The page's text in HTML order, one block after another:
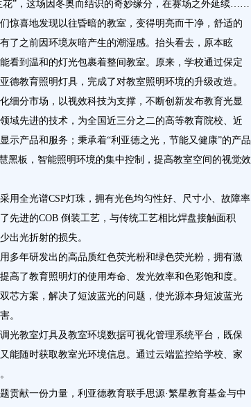
花”，这场因冬奥而结识的奇妙缘分，在赛场之外延续……
惊喜地发现以往昏暗的教室，变得明亮而干净，舒适的
了之前因环境灰暗产生的潮湿感。抬头看去，原本眩
看到温和的灯光包裹着整间教室。原来，学校通过保定
德教育照明灯具，完成了对教室照明环境的升级改造。
细分市场，以视效科技为支撑，不断创新发布教育光显
域先进的技术，为全国近三分之二的高等教育院校、近
示产品和服务；秉承着“利亚德之光，节能又健康”的产品
黑板，智能照明环境的集中控制，提高教室空间的视觉效
用全光谱CSP灯珠，拥有光色均匀性好、尺寸小、故障率
先进的COB 倒装工艺，与传统工艺相比焊盘接触面积
出光折射的损失。
多年研发出的高品质红色荧光粉和绿色荧光粉，拥有激
高了教育照明灯的使用寿命、发光效率和色彩饱和度。
芯方案，解决了短波蓝光的问题，使光源本身短波蓝光
。
光教室灯具及教室环境数据可视化管理系统平台，既保
能随时获取教室光环境信息。通过云端监控给学校、家
贡献一份力量，利亚德教育联手思源·繁星教育基金与中